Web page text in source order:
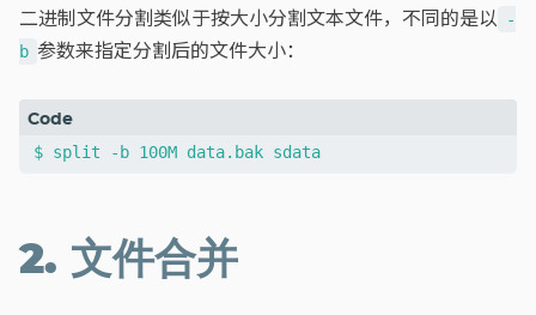
二进制文件分割类似于按大小分割文本文件，不同的是以
-
b 参数来指定分割后的文件大小：
2. 文件合并